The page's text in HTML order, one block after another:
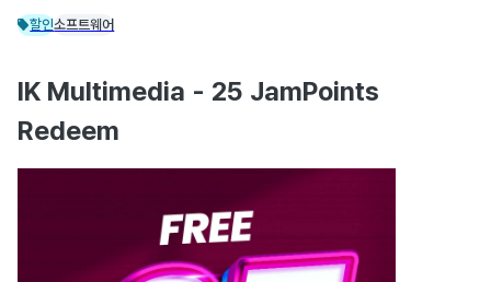
할인소프트웨어
IK Multimedia - 25 JamPoints
Redeem